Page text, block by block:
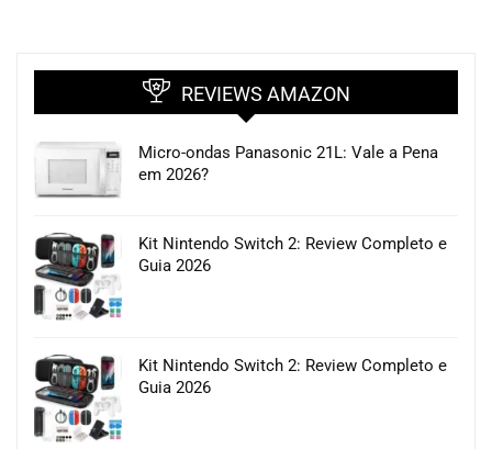
REVIEWS AMAZON
Micro-ondas Panasonic 21L: Vale a Pena
em 2026?
Kit Nintendo Switch 2: Review Completo e
Guia 2026
Kit Nintendo Switch 2: Review Completo e
Guia 2026